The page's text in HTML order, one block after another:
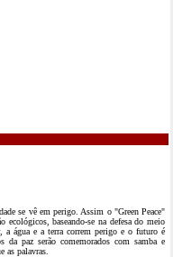
se vê em perigo. Assim o "Green Peace"
baseando-se na defesa do meio
a água e a terra correm perigo e o futuro é
da paz serão comemorados com samba e
as palavras.